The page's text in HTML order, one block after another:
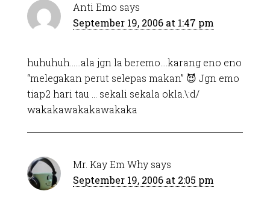
Anti Emo says
September 19, 2006 at 1:47 pm
huhuhuh……ala jgn la beremo….karang eno eno
“melegakan perut selepas makan” 😈 Jgn emo
tiap2 hari tau … sekali sekala okla.\:d/
wakakawakakawakaka
Mr. Kay Em Why says
September 19, 2006 at 2:05 pm